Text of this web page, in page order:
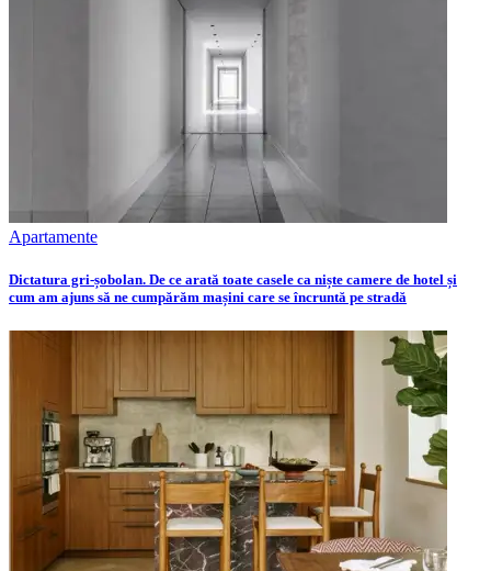
Apartamente
Dictatura gri-șobolan. De ce arată toate casele ca niște camere de hotel și
cum am ajuns să ne cumpărăm mașini care se încruntă pe stradă